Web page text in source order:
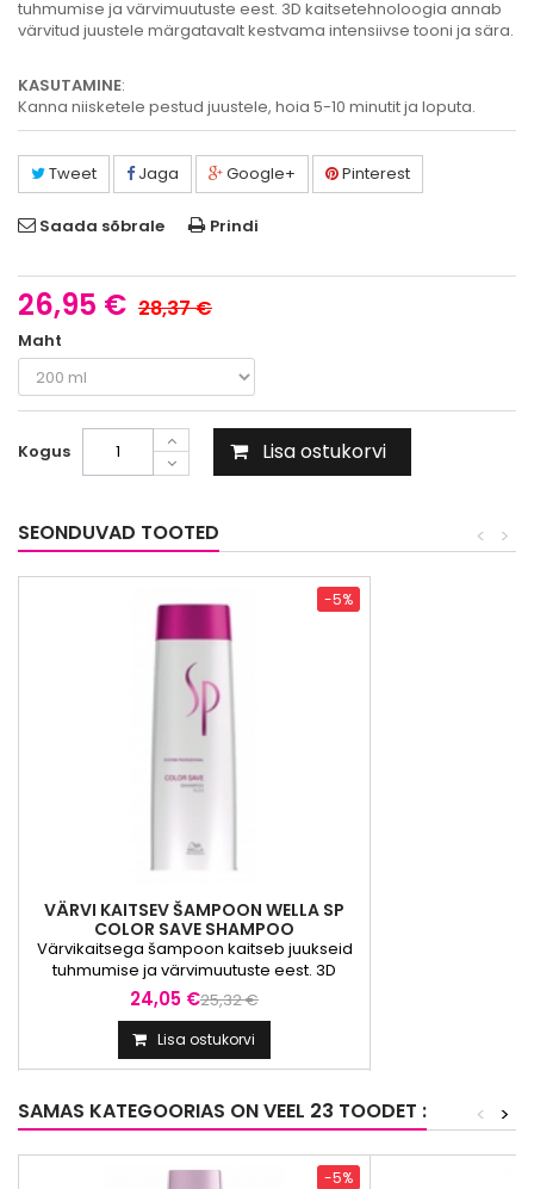
tuhmumise ja värvimuutuste eest. 3D kaitsetehnoloogia annab
värvitud juustele märgatavalt kestvama intensiivse tooni ja sära.
KASUTAMINE:
Kanna niisketele pestud juustele, hoia 5-10 minutit ja loputa.
Tweet Jaga Google+ Pinterest
Saada sõbrale Prindi
26,95 € 28,37 €
Maht
Kogus Lisa ostukorvi
SEONDUVAD TOOTED >
<
VÄRVI KAITSEV ŠAMPOON WELLA SP
COLOR SAVE SHAMPOO
Värvikaitsega šampoon kaitseb juukseid
tuhmumise ja värvimuutuste eest. 3D
kaitsetehnoloogia annab värvitud juustele
märgatavalt kestvama intensiivse tooni ja
sära. KASUTAMINE: Kanna niisketesse
juustesse, masseeri õrnalt ja loputa.
24,05 €25,32 €
-5%
Lisa ostukorvi
SAMAS KATEGOORIAS ON VEEL 23 TOODET : >
<
-5%